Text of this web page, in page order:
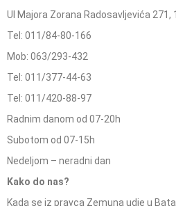
Ul Majora Zorana Radosavljevića 271,
Tel: 011/84-80-166
Mob: 063/293-432
Tel: 011/377-44-63
Tel: 011/420-88-97
Radnim danom od 07-20h
Subotom od 07-15h
Nedeljom – neradni dan
Kako do nas?
Kada se iz pravca Zemuna udje u